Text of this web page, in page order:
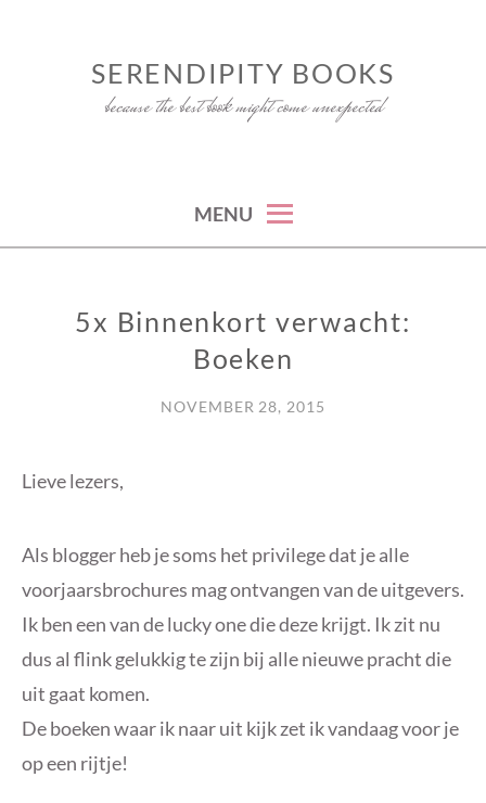
SERENDIPITY BOOKS
because the best book might come unexpected
MENU
OVERIG5x Binnenkort verwacht:
Boeken
NOVEMBER 28, 2015
Lieve lezers,
Als blogger heb je soms het privilege dat je alle
voorjaarsbrochures mag ontvangen van de uitgevers.
Ik ben een van de lucky one die deze krijgt. Ik zit nu
dus al flink gelukkig te zijn bij alle nieuwe pracht die
uit gaat komen.
De boeken waar ik naar uit kijk zet ik vandaag voor je
op een rijtje!